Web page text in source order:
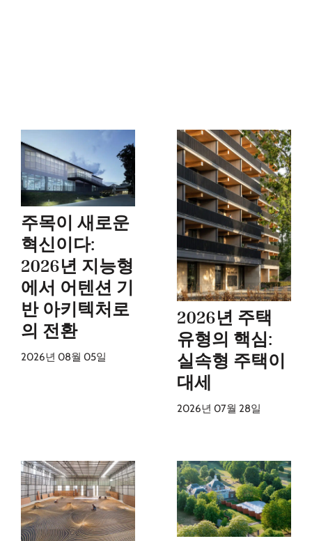
주목이 새로운
혁신이다:
2026년 지능형
에서 어텐션 기
반 아키텍처로
의 전환
2026년 08월 05일
2026년 주택
유형의 핵심:
실속형 주택이
대세
2026년 07월 28일